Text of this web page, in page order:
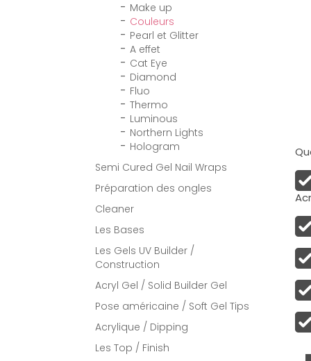
Make up
Couleurs
Pearl et Glitter
A effet
Cat Eye
Diamond
Fluo
Thermo
Luminous
Northern Lights
Hologram
Semi Cured Gel Nail Wraps
Préparation des ongles
Cleaner
Les Bases
Les Gels UV Builder /
Construction
Acryl Gel / Solid Builder Gel
Pose américaine / Soft Gel Tips
Acrylique / Dipping
Les Top / Finish